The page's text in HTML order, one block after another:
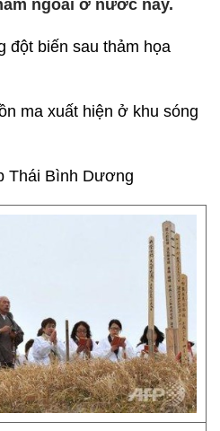
ngoái ở nước này.
đột biến sau thảm họa
ma xuất hiện ở khu sóng
Thái Bình Dương